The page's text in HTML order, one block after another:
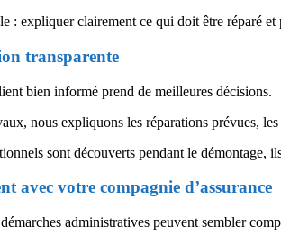
: expliquer clairement ce qui doit être réparé et
transparente
bien informé prend de meilleures décisions.
nous expliquons les réparations prévues,
sont découverts pendant le démontage,
avec votre compagnie d’assurance
administratives peuvent sembler